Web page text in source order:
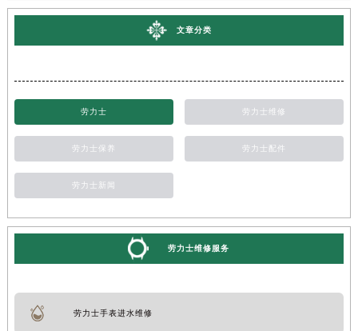
文章分类
劳力士 劳力士维修
劳力士保养 劳力士配件
劳力士新闻
劳力士维修服务
劳力士手表进水维修